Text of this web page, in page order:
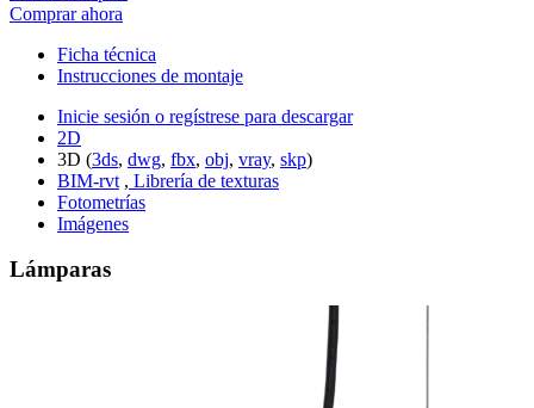
Comprar ahora
Ficha técnica
Instrucciones de montaje
Inicie sesión o regístrese para descargar
2D
3D (3ds, dwg, fbx, obj, vray, skp)
BIM-rvt , Librería de texturas
Fotometrías
Imágenes
Lámparas